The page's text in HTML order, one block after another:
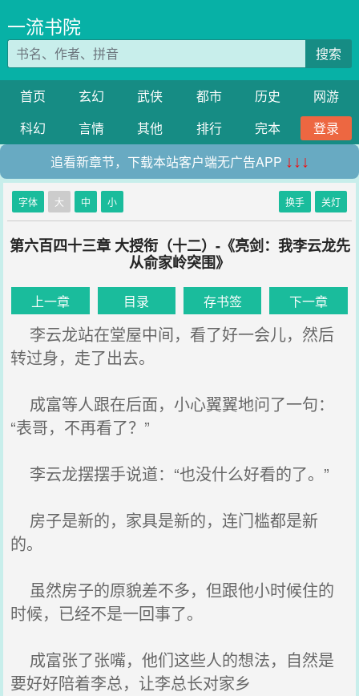
一流书院
搜索
首页 玄幻 武侠 都市 历史
网游
科幻
言情 其他 排行 完本
登录
追看新章节，下载本站客户端无广告APP ↓↓↓
字体 大 中 小 换手 关灯
第六百四十三章 大授衔（十二）-《亮剑：我李云龙先
从俞家岭突围》
上一章 目录 存书签 下一章
李云龙站在堂屋中间，看了好一会儿，然后
转过身，走了出去。
成富等人跟在后面，小心翼翼地问了一句：
“表哥，不再看了？”
李云龙摆摆手说道：“也没什么好看的了。”
房子是新的，家具是新的，连门槛都是新
的。
虽然房子的原貌差不多，但跟他小时候住的
时候，已经不是一回事了。
成富张了张嘴，他们这些人的想法，自然是
要好好陪着李总，让李总长对家乡